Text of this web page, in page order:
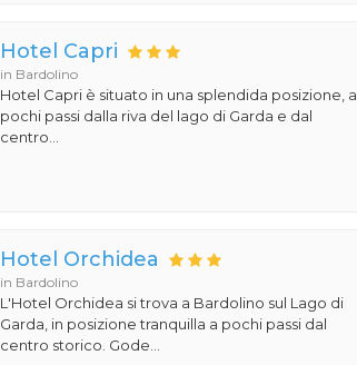
Hotel Capri
in Bardolino
Hotel Capri è situato in una splendida posizione, a
pochi passi dalla riva del lago di Garda e dal
centro...
Hotel Orchidea
in Bardolino
L'Hotel Orchidea si trova a Bardolino sul Lago di
Garda, in posizione tranquilla a pochi passi dal
centro storico. Gode...